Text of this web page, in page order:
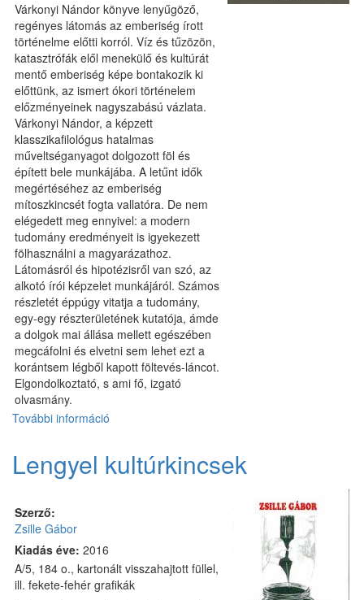
Várkonyi Nándor könyve lenyűgöző,
regényes látomás az emberiség írott
történelme előtti korról. Víz és tűzözön,
katasztrófák elől menekülő és kultúrát
mentő emberiség képe bontakozik ki
előttünk, az ismert ókori történelem
előzményeinek nagyszabású vázlata.
Várkonyi Nándor, a képzett
klasszikafilológus hatalmas
műveltséganyagot dolgozott föl és
épített bele munkájába. A letűnt idők
megértéséhez az emberiség
mítoszkincsét fogta vallatóra. De nem
elégedett meg ennyivel: a modern
tudomány eredményeit is igyekezett
fölhasználni a magyarázathoz.
Látomásról és hipotézisről van szó, az
alkotó írói képzelet munkájáról. Számos
részletét éppúgy vitatja a tudomány,
egy-egy részterületének kutatója, ámde
a dolgok mai állása mellett egészében
megcáfolni és elvetni sem lehet ezt a
korántsem légből kapott föltevés-láncot.
Elgondolkoztató, s ami fő, izgató
olvasmány.
További információ
kapcsolatosan
Lengyel kultúrkincsek
Szerző:
Zsille Gábor
Kiadás éve: 2016
A/5, 184 o., kartonált visszahajtott füllel,
ill. fekete-fehér grafikák